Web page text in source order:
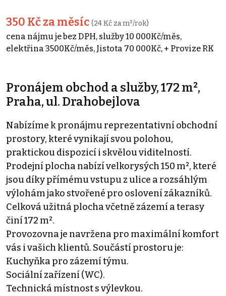
350 Kč za měsíc (24 Kč za m²/rok)
cena nájmu je bez DPH, služby 10 000Kč/měs,
elektřina 3500Kč/měs, Jistota 70 000Kč, + Provize RK
Pronájem obchod a služby, 172 m²,
Praha, ul. Drahobejlova
Nabízíme k pronájmu reprezentativní obchodní
prostory, které vynikají svou polohou,
praktickou dispozicí i skvělou viditelností.
Prodejní plocha nabízí velkorysých 150 m², které
jsou díky přímému vstupu z ulice a rozsáhlým
výlohám jako stvořené pro oslovení zákazníků.
Celková užitná plocha včetně zázemí a terasy
činí 172 m².
​Provozovna je navržena pro maximální komfort
vás i vašich klientů. Součástí prostoru je:
​Kuchyňka pro zázemí týmu.
​Sociální zařízení (WC).
​Technická místnost s výlevkou.